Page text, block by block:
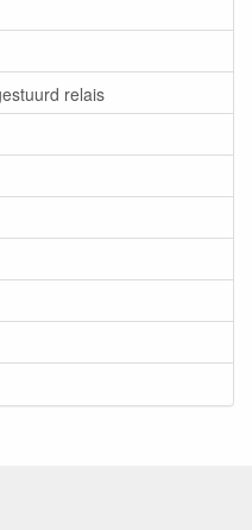
relais